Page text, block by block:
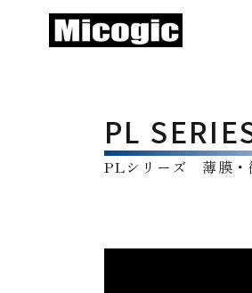
PL
PLシリーズ 薄膜・